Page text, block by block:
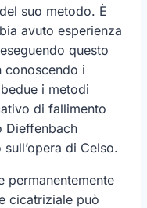
suo metodo. È
avuto esperienza
questo
conoscendo i
i metodi
di fallimento
Dieffenbach
di Celso.
permanentemente
cicatriziale può